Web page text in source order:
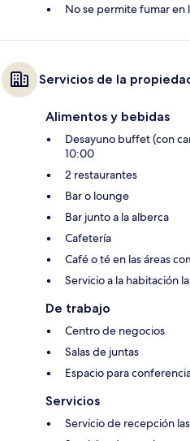
No se permite fumar en
Servicios de la
Alimentos y bebidas
Desayuno buffet (con
10:00
2 restaurantes
Bar o lounge
Bar junto a la alberca
Cafetería
Café o té en las áreas
Servicio a la habitación
De trabajo
Centro de negocios
Salas de juntas
Espacio para
Servicios
Servicio de recepción